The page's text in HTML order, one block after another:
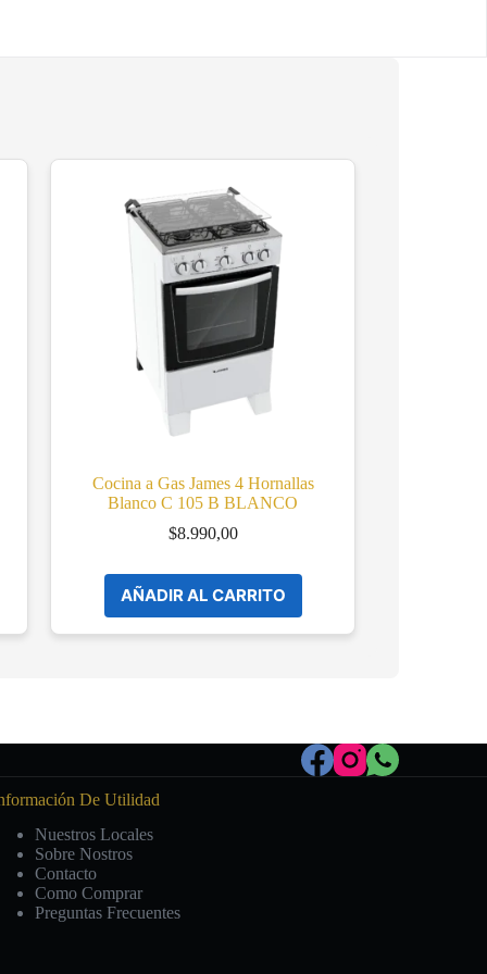
Cocina a Gas James 4 Hornallas
Blanco C 105 B BLANCO
$8.990,00
AÑADIR AL CARRITO
De Utilidad
Nuestros Locales
Sobre Nostros
Contacto
Como Comprar
Preguntas Frecuentes